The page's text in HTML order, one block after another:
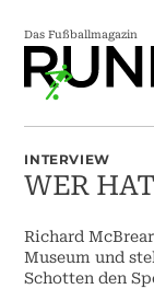
Das Fußballmagazin
INTERVIEW
WER
Richard
Museum und
Schotten den